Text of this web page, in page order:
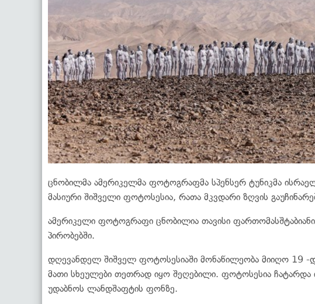
ცნობილმა ამერიკელმა ფოტოგრაფმა სპენსერ ტუნიკმა
მასიური შიშველი ფოტოსესია, რათა მკვდარი ზღვის
ამერიკელი ფოტოგრაფი ცნობილია თავისი
პირობებში.
დღევანდელ შიშველ ფოტოსესიაში მონაწილეობა მიიღო 19 -
მათი სხეულები თეთრად იყო შეღებილი. ფოტოსესია ჩატარდა
უდაბნოს ლანდშაფტის ფონზე.